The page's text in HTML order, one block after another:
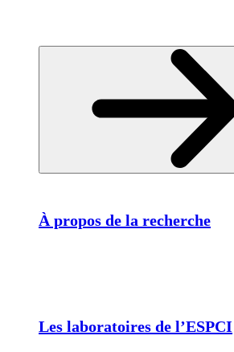
À propos de la recherche
Les laboratoires de l’ESPCI